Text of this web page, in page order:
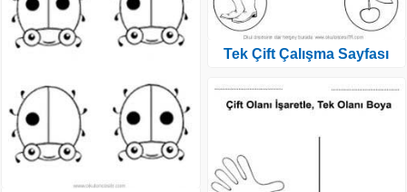
Tek Çift Çalışma Sayfası